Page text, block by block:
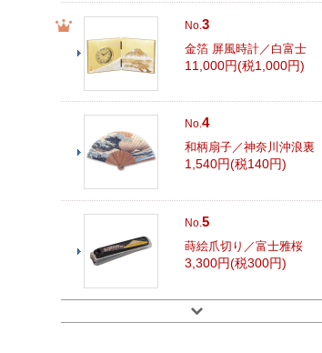
No. 3
金箔 屏風時計／白富士
11,000円(税1,000円)
No.4
和柄扇子／神奈川沖浪裏
1,540円(税140円)
No.5
蒔絵爪切り／富士雅桜
3,300円(税300円)